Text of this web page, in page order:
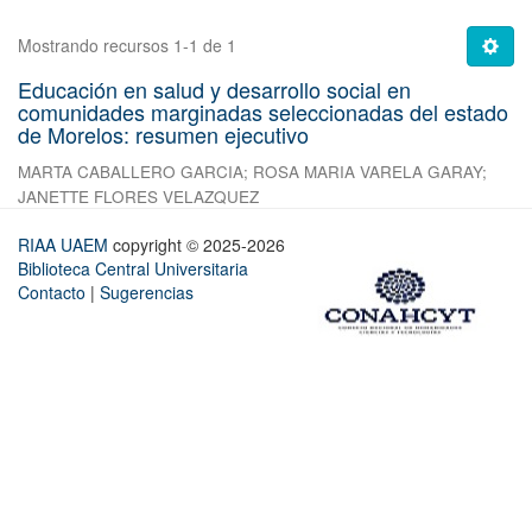
Mostrando recursos 1-1 de 1
Educación en salud y desarrollo social en
comunidades marginadas seleccionadas del estado
de Morelos: resumen ejecutivo
MARTA CABALLERO GARCIA; ROSA MARIA VARELA GARAY;
JANETTE FLORES VELAZQUEZ
RIAA UAEM copyright © 2025-2026
Biblioteca Central Universitaria
Contacto | Sugerencias